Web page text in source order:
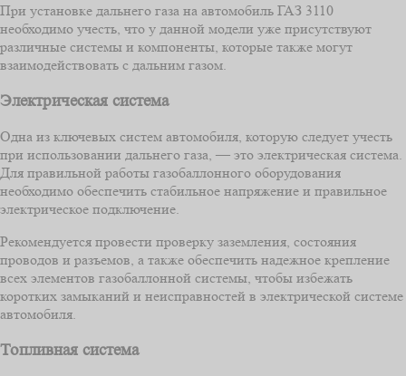
При установке дальнего газа на автомобиль ГАЗ 3110
необходимо учесть, что у данной модели уже присутствуют
различные системы и компоненты, которые также могут
взаимодействовать с дальним газом.
Электрическая система
Одна из ключевых систем автомобиля, которую следует учесть
при использовании дальнего газа, — это электрическая система.
Для правильной работы газобаллонного оборудования
необходимо обеспечить стабильное напряжение и правильное
электрическое подключение.
Рекомендуется провести проверку заземления, состояния
проводов и разъемов, а также обеспечить надежное крепление
всех элементов газобаллонной системы, чтобы избежать
коротких замыканий и неисправностей в электрической системе
автомобиля.
Топливная система